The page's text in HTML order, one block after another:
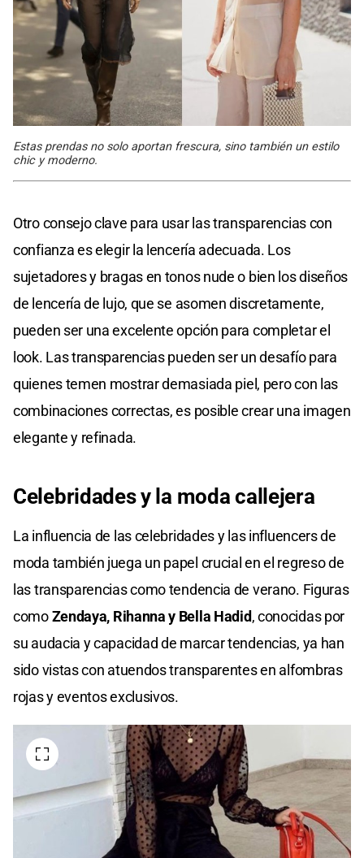
Estas prendas no solo aportan frescura, sino también un estilo
chic y moderno.
Otro consejo clave para usar las transparencias con
confianza es elegir la lencería adecuada. Los
sujetadores y bragas en tonos nude o bien los diseños
de lencería de lujo, que se asomen discretamente,
pueden ser una excelente opción para completar el
look. Las transparencias pueden ser un desafío para
quienes temen mostrar demasiada piel, pero con las
combinaciones correctas, es posible crear una imagen
elegante y refinada.
Celebridades y la moda callejera
La influencia de las celebridades y las influencers de
moda también juega un papel crucial en el regreso de
las transparencias como tendencia de verano. Figuras
comoZendaya, Rihanna y Bella Hadid, conocidas por
su audacia y capacidad de marcar tendencias, ya han
sido vistas con atuendos transparentes en alfombras
rojas y eventos exclusivos.